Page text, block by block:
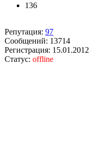
136
Репутация: 97
Сообщений: 13714
Регистрация: 15.01.2012
Статус: offline